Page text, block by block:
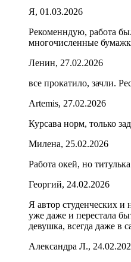
Я, 01.03.2026
Рекоменндую, работа
многочисленные
Ленин, 27.02.2026
все прокатило, зачли.
Artemis, 27.02.2026
Курcава норм, только
Милена, 25.02.2026
Работа окей, но
Георгий, 24.02.2026
Я автор студенческих и
уже даже и перестала
девушка, всегда даже в
Александра Л.,